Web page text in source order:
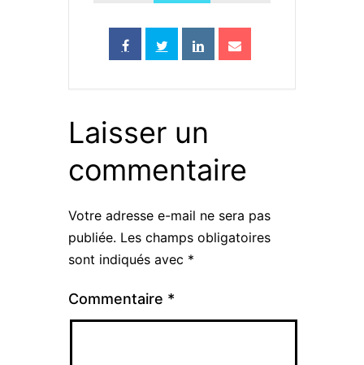
Laisser un
commentaire
Votre adresse e-mail ne sera pas
publiée. Les champs obligatoires
sont indiqués avec *
Commentaire *